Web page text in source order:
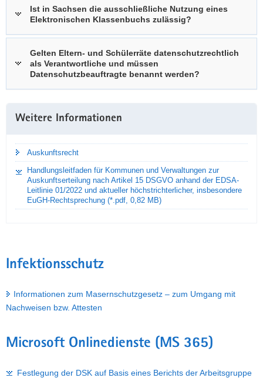
Ist in Sachsen die ausschließliche Nutzung eines
Elektronischen Klassenbuchs zulässig?
Gelten Eltern- und Schülerräte datenschutzrechtlich
als Verantwortliche und müssen
Datenschutzbeauftragte benannt werden?
Weitere Informationen
Auskunftsrecht
Handlungsleitfaden für Kommunen und Verwaltungen zur
Auskunftserteilung nach Artikel 15 DSGVO anhand der EDSA-
Leitlinie 01/2022 und aktueller höchstrichterlicher, insbesondere
EuGH-Rechtsprechung (*.pdf, 0,82 MB)
Infektionsschutz
Informationen zum Masernschutzgesetz – zum Umgang mit
Nachweisen bzw. Attesten
Microsoft Onlinedienste (MS 365)
Festlegung der DSK auf Basis eines Berichts der Arbeitsgruppe